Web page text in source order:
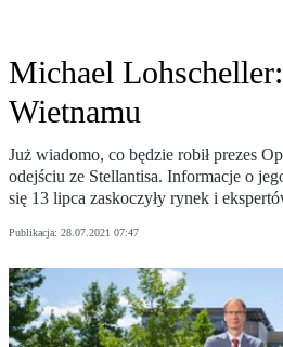
Michael
Wietnamu
Już wiadomo, co będzie robił prezes
odejściu ze Stellantisa. Informacje o
się 13 lipca zaskoczyły rynek i
Publikacja: 28.07.2021 07:47